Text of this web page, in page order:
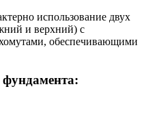
использование двух
и верхний) с
обеспечивающими